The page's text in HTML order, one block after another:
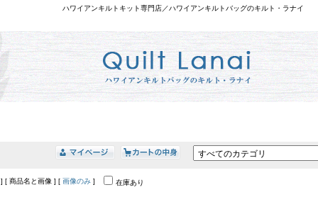
ハワイアンキルトキット専門店／ハワイアンキルトバッグのキルト・ラナイ
] [ 商品名と画像 ] [ 画像のみ ] 在庫あり